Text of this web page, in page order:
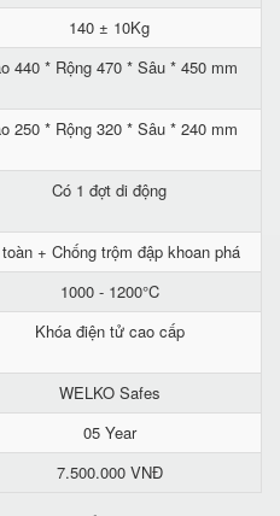
140 ± 10Kg
440 * Rộng 470 * Sâu * 450 mm
250 * Rộng 320 * Sâu * 240 mm
Có 1 đợt di động
+ Chống trộm đập khoan phá
1000 - 1200°C
Khóa điện tử cao cấp
WELKO Safes
05 Year
7.500.000 VNĐ